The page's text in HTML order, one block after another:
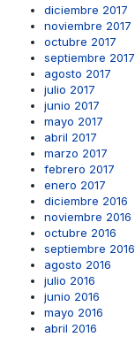
diciembre 2017
noviembre 2017
octubre 2017
septiembre 2017
agosto 2017
julio 2017
junio 2017
mayo 2017
abril 2017
marzo 2017
febrero 2017
enero 2017
diciembre 2016
noviembre 2016
octubre 2016
septiembre 2016
agosto 2016
julio 2016
junio 2016
mayo 2016
abril 2016